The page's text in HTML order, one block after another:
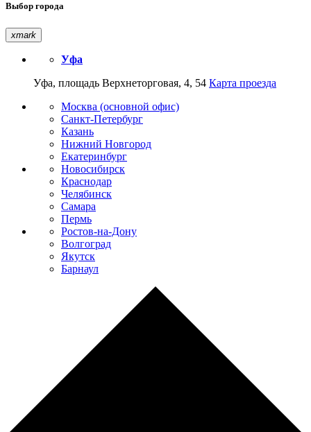
Выбор города
xmark
Уфа
Уфа, площадь Верхнеторговая, 4, 54 Карта проезда
Москва (основной офис)
Санкт-Петербург
Казань
Нижний Новгород
Екатеринбург
Новосибирск
Краснодар
Челябинск
Самара
Пермь
Ростов-на-Дону
Волгоград
Якутск
Барнаул